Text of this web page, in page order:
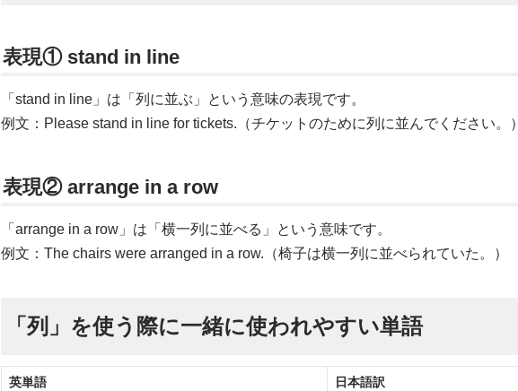
表現① stand in line
「stand in line」は「列に並ぶ」という意味の表現です。
例文：Please stand in line for tickets.（チケットのために列に並んでください。）
表現② arrange in a row
「arrange in a row」は「横一列に並べる」という意味です。
例文：The chairs were arranged in a row.（椅子は横一列に並べられていた。）
「列」を使う際に一緒に使われやすい単語
英単語 日本語訳